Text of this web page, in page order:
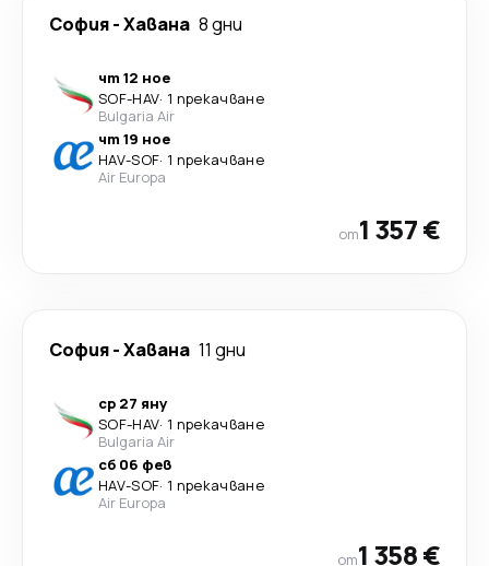
София-Хавана 8 дни
чт 12 ное
SOF-HAV· 1 прекачване
Bulgaria Air
чт 19 ное
HAV-SOF· 1 прекачване
Air Europa
от1 357 €
София-Хавана 11 дни
ср 27 яну
SOF-HAV· 1 прекачване
Bulgaria Air
сб 06 фев
HAV-SOF· 1 прекачване
Air Europa
от1 358 €